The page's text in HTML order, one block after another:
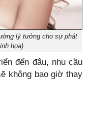
lý tưởng cho sự phát
họa)
đến đâu, nhu cầu
không bao giờ thay